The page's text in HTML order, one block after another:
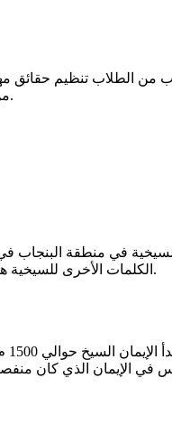
من الطلاب تنظيم حقائق
من المؤسسين إلى المعتقدات والأصول.
في منطقة البنجاب
الكلمات الأخرى للسيخية هي السيخية والجورسيخي وجورمات.
في الإيمان الذي كان